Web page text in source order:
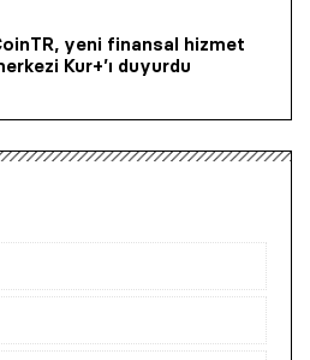
yeni finansal hizmet
Kur+’ı duyurdu